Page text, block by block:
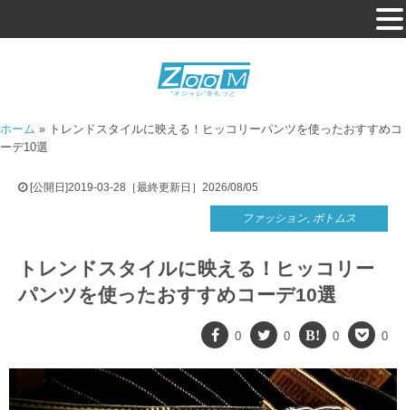
ホーム » トレンドスタイルに映える！ヒッコリーパンツを使ったおすすめコ
ーデ10選
[公開日]2019-03-28［最終更新日］2026/08/05
ファッション, ボトムス
トレンドスタイルに映える！ヒッコリー
パンツを使ったおすすめコーデ10選
0 0 0 0